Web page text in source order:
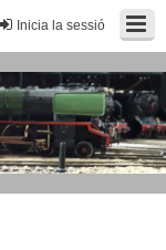
Inicia la sessió